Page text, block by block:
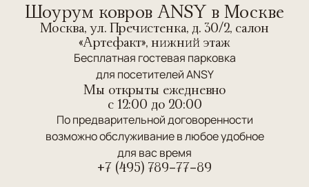
Шоурум ковров ANSY в Москве
Москва, ул. Пречистенка, д. 30/2, салон
«Артефакт», нижний этаж
Бесплатная гостевая парковка
для посетителей ANSY
Мы открыты ежедневно
c 12:00 до 20:00
По предварительной договоренности
возможно обслуживание в любое удобное
для вас время
+7 (495) 789-77-89